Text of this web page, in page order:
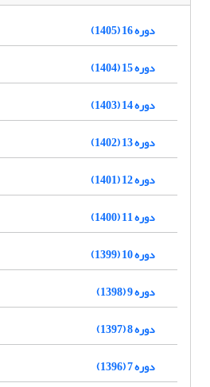
دوره 16 (1405)
دوره 15 (1404)
دوره 14 (1403)
دوره 13 (1402)
دوره 12 (1401)
دوره 11 (1400)
دوره 10 (1399)
دوره 9 (1398)
دوره 8 (1397)
دوره 7 (1396)